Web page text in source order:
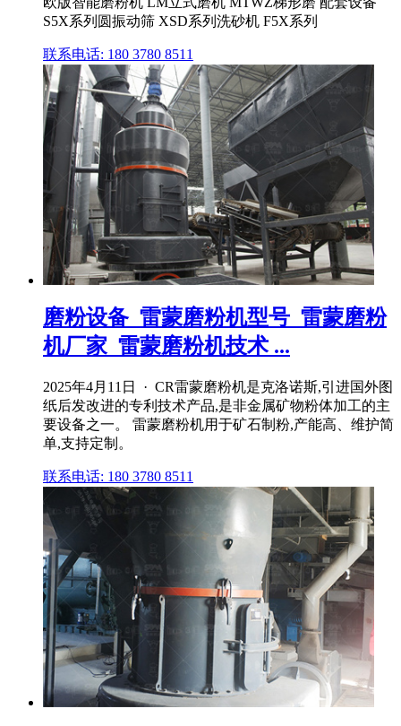
S5X系列圆振动筛 XSD系列洗砂机 F5X系列
联系电话: 180 3780 8511
磨粉设备_雷蒙磨粉机型号_雷蒙磨粉
机厂家_雷蒙磨粉机技术 ...
2025年4月11日 · CR雷蒙磨粉机是克洛诺斯,引进国外图
纸后发改进的专利技术产品,是非金属矿物粉体加工的主
要设备之一。 雷蒙磨粉机用于矿石制粉,产能高、维护简
单,支持定制。
联系电话: 180 3780 8511